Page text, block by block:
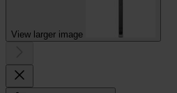
View larger image